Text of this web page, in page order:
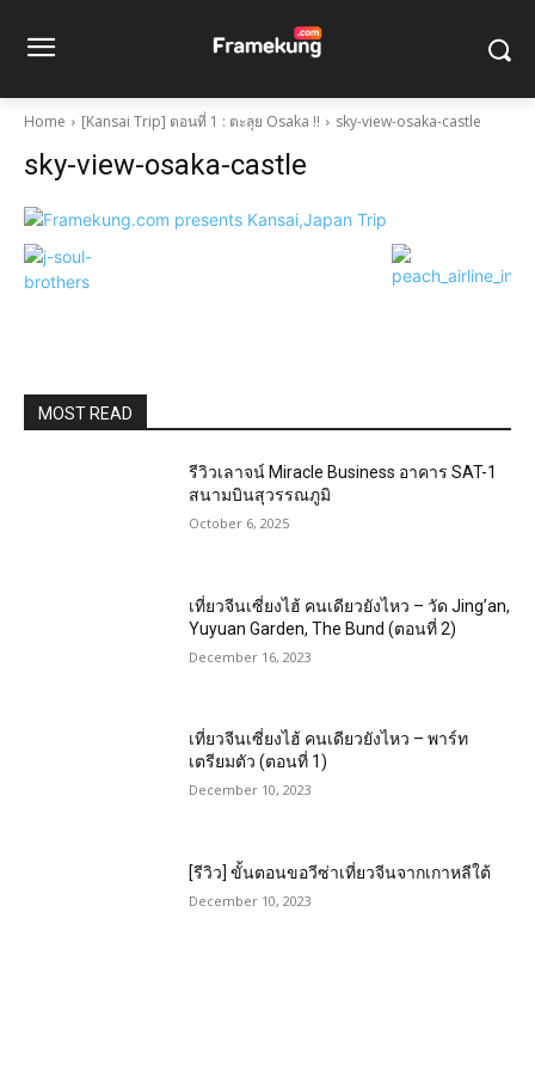
Home [Kansai Trip] ตอนที่ 1 : ตะลุย Osaka !! sky-view-osaka-castle
sky-view-osaka-castle
MOST READ
รีวิวเลาจน์ Miracle Business อาคาร SAT-1
สนามบินสุวรรณภูมิ
October 6, 2025
เที่ยวจีนเซี่ยงไฮ้ คนเดียวยังไหว – วัด Jing’an,
Yuyuan Garden, The Bund (ตอนที่ 2)
December 16, 2023
เที่ยวจีนเซี่ยงไฮ้ คนเดียวยังไหว – พาร์ท
เตรียมตัว (ตอนที่ 1)
December 10, 2023
[รีวิว] ขั้นตอนขอวีซ่าเที่ยวจีนจากเกาหลีใต้
December 10, 2023